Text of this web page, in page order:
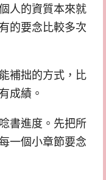
人的資質本來就
的要念比較多次
補拙的方式，比
成績。
書進度。先把所
一個小章節要念